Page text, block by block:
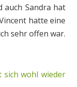
auch Sandra hat
hatte eine
sehr offen war.
sich wohl wieder